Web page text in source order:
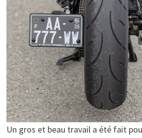
Un gros et beau travail a été fait